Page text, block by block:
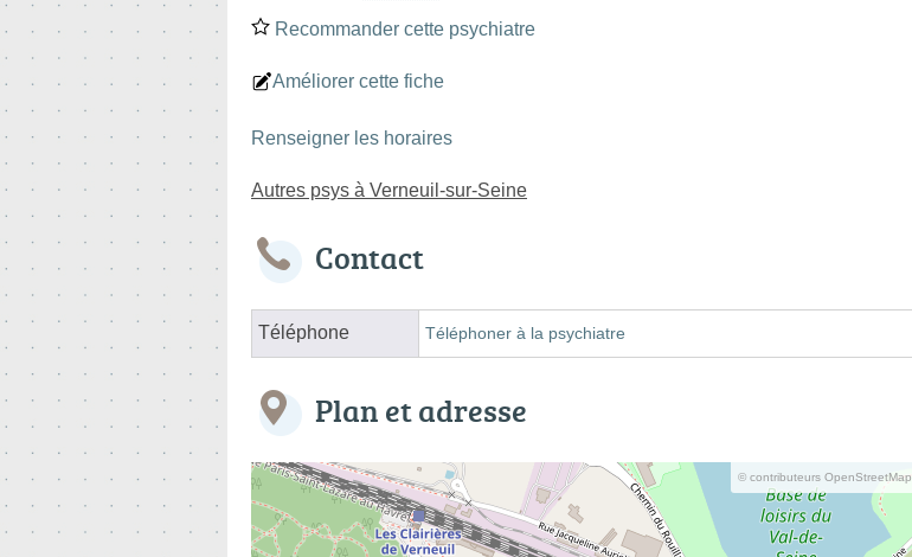
Recommander cette psychiatre
Améliorer cette fiche
Renseigner les horaires
Autres psys à Verneuil-sur-Seine
Contact
Téléphone Téléphoner à la psychiatre
Plan et adresse
© contributeurs OpenStreetMap